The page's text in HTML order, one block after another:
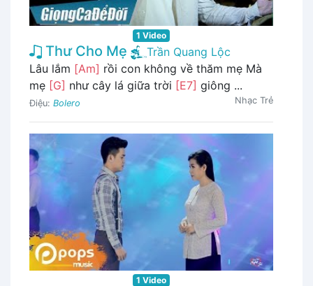
1 Video
Thư Cho Mẹ
Trần Quang Lộc
Lâu lắm [Am] rồi con không về thăm mẹ Mà
mẹ [G] như cây lá giữa trời [E7] giông ...
Điệu: Bolero Nhạc Trẻ
1 Video